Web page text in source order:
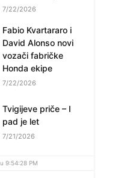
7/22/2026
Fabio Kvartararo i
David Alonso novi
vozači fabričke
Honda ekipe
7/22/2026
Tvigijeve priče – I
pad je let
7/21/2026
9:54:28 PM